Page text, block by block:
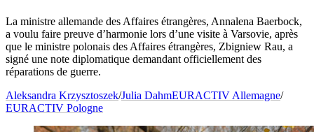
La ministre allemande des Affaires étrangères, Annalena Baerbock,
a voulu faire preuve d’harmonie lors d’une visite à Varsovie, après
que le ministre polonais des Affaires étrangères, Zbigniew Rau, a
signé une note diplomatique demandant officiellement des
réparations de guerre.
Aleksandra Krzysztoszek/Julia DahmEURACTIV Allemagne/
EURACTIV Pologne